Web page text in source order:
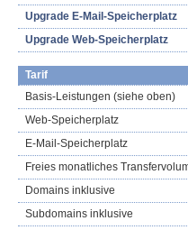
Upgrade E-Mail-Speicherplatz
Upgrade Web-Speicherplatz
Tarif
Basis-Leistungen (siehe oben)
Web-Speicherplatz
E-Mail-Speicherplatz
Freies monatliches
Domains inklusive
Subdomains inklusive